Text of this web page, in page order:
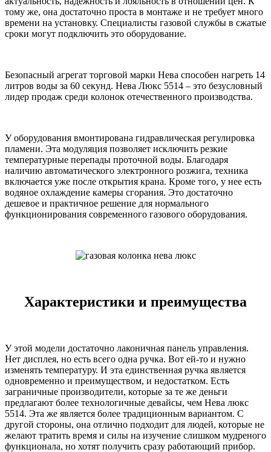
тому же, она достаточно проста в монтаже и не требует много
времени на установку. Специалисты газовой службы в сжатые
сроки могут подключить это оборудование.
Безопасный агрегат торговой марки Нева способен нагреть 14
литров воды за 60 секунд. Нева Люкс 5514 – это безусловный
лидер продаж среди колонок отечественного производства.
У оборудования вмонтирована гидравлическая регулировка
пламени. Эта модуляция позволяет исключить резкие
температурные перепады проточной воды. Благодаря
наличию автоматического электронного розжига, техника
включается уже после открытия крана. Кроме того, у нее есть
водяное охлаждение камеры сгорания. Это достаточно
дешевое и практичное решение для нормального
функционирования современного газового оборудования.
Характеристики и преимущества
У этой модели достаточно лаконичная панель управления.
Нет дисплея, но есть всего одна ручка. Вот ей-то и нужно
изменять температуру. И эта единственная ручка является
одновременно и преимуществом, и недостатком. Есть
заграничные производители, которые за те же деньги
предлагают более технологичные девайсы, чем Нева люкс
5514. Эта же является более традиционным вариантом. С
другой стороны, она отлично подходит для людей, которые не
желают тратить время и силы на изучение слишком мудреного
функционала, но хотят получить сразу работающий прибор.